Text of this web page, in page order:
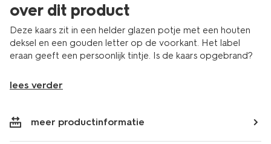
over dit product
Deze kaars zit in een helder glazen potje met een houten
deksel en een gouden letter op de voorkant. Het label
eraan geeft een persoonlijk tintje. Is de kaars opgebrand?
lees verder
meer productinformatie